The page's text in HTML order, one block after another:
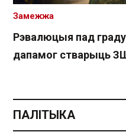
Рэвалюцыя пад
дапамог стварыць
Замежжа
ПАЛІТЫКА